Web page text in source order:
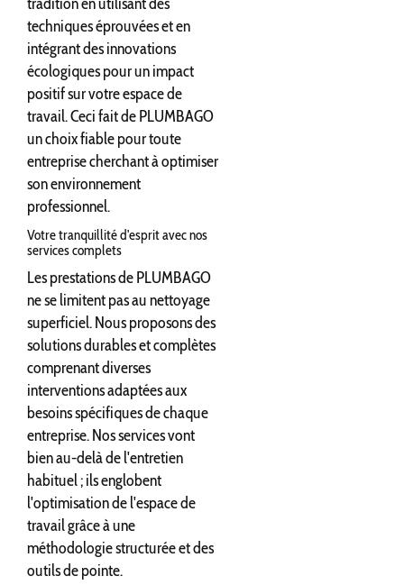
techniques éprouvées et en
intégrant des innovations
écologiques pour un impact
positif sur votre espace de
travail. Ceci fait de PLUMBAGO
un choix fiable pour toute
entreprise cherchant à optimiser
son environnement
professionnel.
Votre tranquillité d'esprit avec nos
services complets
Les prestations de PLUMBAGO
ne se limitent pas au nettoyage
superficiel. Nous proposons des
solutions durables et complètes
comprenant diverses
interventions adaptées aux
besoins spécifiques de chaque
entreprise. Nos services vont
bien au-delà de l'entretien
habituel ; ils englobent
l'optimisation de l'espace de
travail grâce à une
méthodologie structurée et des
outils de pointe.